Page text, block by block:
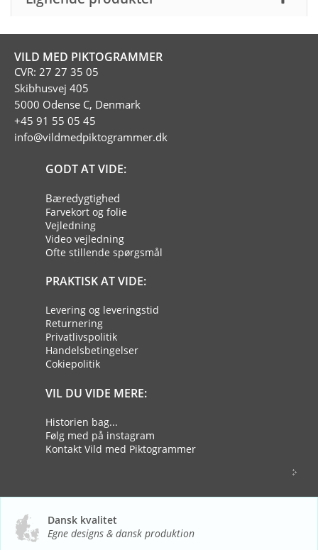
VILD MED PIKTOGRAMMER
CVR: 27 27 35 05
Skibhusvej 405
5000 Odense C, Denmark
+45 91 55 05 45
info@vildmedpiktogrammer.dk
GODT AT VIDE:
Bæredygtighed
Farvekort og folie
Vejledning
Video vejledning
Ofte stillende spørgsmål
PRAKTISK AT VIDE:
Levering og leveringstid
Returnering
Privatlivspolitik
Handelsbetingelser
Cokiepolitik
VIL DU VIDE MERE:
Historien bag...
Følg med på instagram
Kontakt Vild med Piktogrammer
Dansk kvalitet
Egne designs & dansk produktion